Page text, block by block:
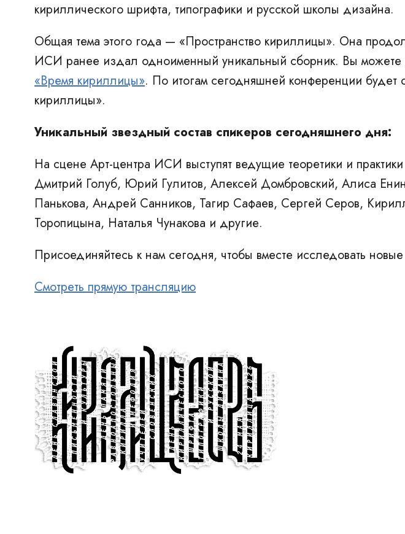
кириллического шрифта, типографики и русской школы дизайна.
Общая тема этого года — «Пространство кириллицы». Она
ИСИ ранее издал одноименный уникальный сборник. Вы можете
«Время кириллицы». По итогам сегодняшней конференции
кириллицы».
Уникальный звездный состав спикеров сегодняшнего дня:
На сцене Арт-центра ИСИ выступят ведущие теоретики и
Дмитрий Голуб, Юрий Гулитов, Алексей Домбровский, Алиса
Панькова, Андрей Санников, Тагир Сафаев, Сергей Серов,
Торопицына, Наталья Чунакова и другие.
Присоединяйтесь к нам сегодня, чтобы вместе исследовать
Смотреть прямую трансляцию